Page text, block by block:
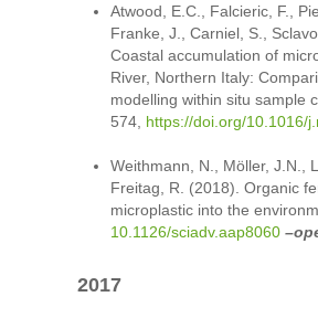
Atwood, E.C., Falcieric, F.,
Franke, J., Carniel, S.,
Coastal accumulation of
River, Northern Italy:
modelling within situ sample
574, https://doi.org/10.1016/
Weithmann, N., Möller, J.N.,
Freitag, R. (2018). Organic
microplastic into the
10.1126/sciadv.aap8060
2017